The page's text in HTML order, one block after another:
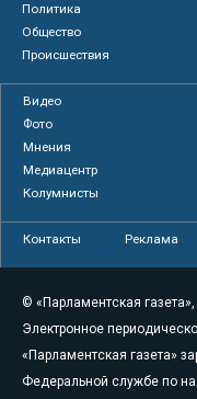
Политика
Общество
Происшествия
Видео
Фото
Мнения
Медиацентр
Колумнисты
Контакты Реклама
© «Парламентская газета»,
Электронное
«Парламентская газета»
Федеральной службе по